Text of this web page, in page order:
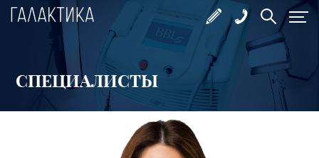
СПЕЦИАЛИСТЫ